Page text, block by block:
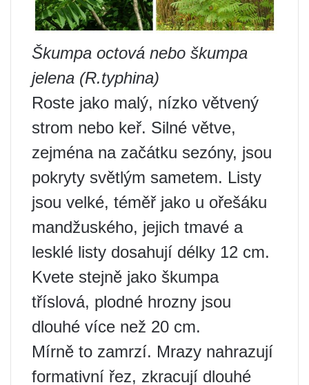
Škumpa octová nebo škumpa
jelena (R.typhina)
Roste jako malý, nízko větvený
strom nebo keř. Silné větve,
zejména na začátku sezóny, jsou
pokryty světlým sametem. Listy
jsou velké, téměř jako u ořešáku
mandžuského, jejich tmavé a
lesklé listy dosahují délky 12 cm.
Kvete stejně jako škumpa
tříslová, plodné hrozny jsou
dlouhé více než 20 cm.
Mírně to zamrzí. Mrazy nahrazují
formativní řez, zkracují dlouhé